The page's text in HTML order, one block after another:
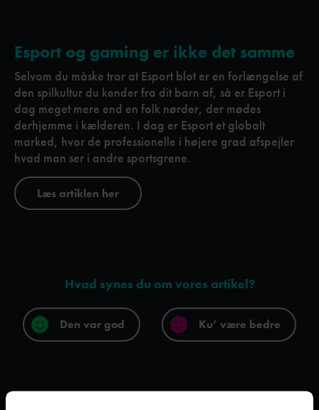
Esport og gaming er ikke det samme
Selvom du måske tror at Esport blot er en forlængelse af
den spilkultur du kender fra dit barn af, så er Esport i
dag meget mere end en folk nørder, der mødes
derhjemme i kælderen. I dag er Esport et globalt
marked, hvor de professionelle i højere grad afspejler
hvad man ser i andre sportsgrene.
Læs artiklen her
Hvad synes du om vores artikel?
Den var god Ku’ være bedre